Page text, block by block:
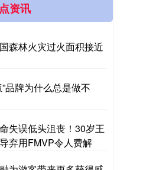
资讯
森林火灾过火面积接近
品牌为什么总是做不
失误低头沮丧！30岁王
弃用FMVP令人费解